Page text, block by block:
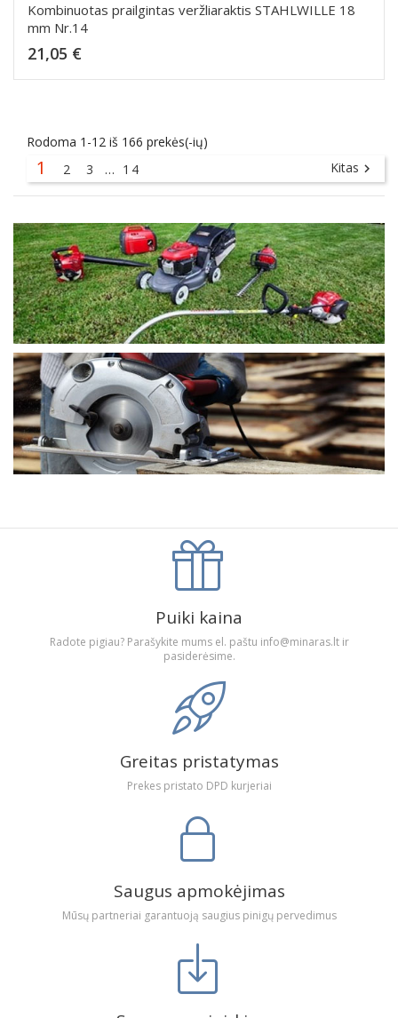
Kombinuotas prailgintas veržliaraktis STAHLWILLE 18
mm Nr.14
21,05 €
Rodoma 1-12 iš 166 prekės(-ių)
1 2 3 … 14 Kitas 
Puiki kaina
Radote pigiau? Parašykite mums el. paštu info@minaras.lt ir
pasiderėsime.
Greitas pristatymas
Prekes pristato DPD kurjeriai
Saugus apmokėjimas
Mūsų partneriai garantuoją saugius pinigų pervedimus